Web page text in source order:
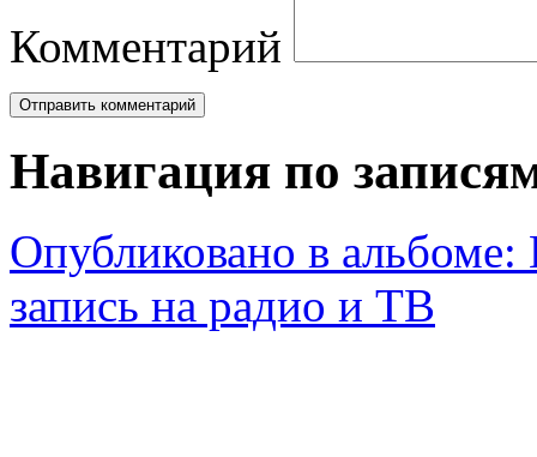
Комментарий
Навигация по
Опубликовано в альбоме:
запись на радио и ТВ